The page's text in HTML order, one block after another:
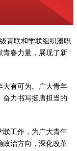
青联和学联组织履职
青春力量，展现了新
有可为。广大青年
奋力书写挺膺担当的
工作，为广大青年
政治方向，深化改革